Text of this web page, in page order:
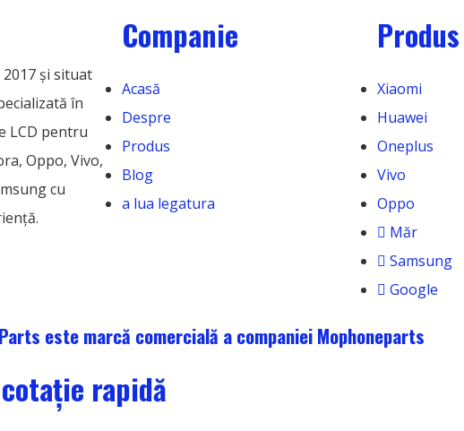
și situat
în
LCD pentru
Oppo, Vivo,
cu
Companie
Acasă
Despre
Produs
Blog
a lua legatura
Produs
Xiaomi
Huawei
Oneplus
Vivo
Oppo
Măr
Samsung
Google
este marcă comercială a companiei Mophoneparts
rapidă